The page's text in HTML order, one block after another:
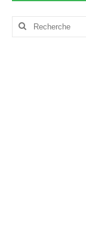
Rechercher